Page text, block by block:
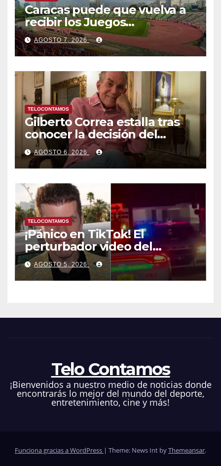
Caracas puede que vuelva a
recibir los Juegos
Centroamericanos y del
Caribe tras mas de 70 años
AGOSTO 7, 2026
TELOCONTAMOS
Gilberto Correa estalla tras
conocer la decisión del
tribunal en su caso
AGOSTO 6, 2026
TELOCONTAMOS
¡Pánico en TikTok! El
perturbador video del
famoso influencer Perez
Hilton que obligó a sus fans a
pedir ayuda médica
AGOSTO 5, 2026
Telo Contamos
¡Bienvenidos a nuestro medio de noticias donde
encontrarás lo mejor del mundo del deporte,
entretenimiento, cine y más!
Funciona gracias a WordPress | Theme: News Int byThemeansar.